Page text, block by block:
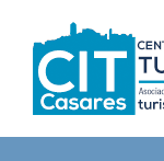
contenido